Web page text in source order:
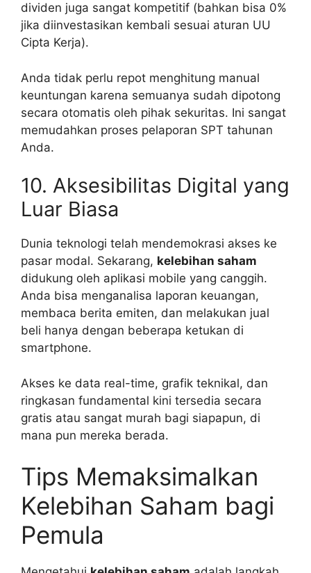
dividen juga sangat kompetitif (bahkan bisa 0%
jika diinvestasikan kembali sesuai aturan UU
Cipta Kerja).
Anda tidak perlu repot menghitung manual
keuntungan karena semuanya sudah dipotong
secara otomatis oleh pihak sekuritas. Ini sangat
memudahkan proses pelaporan SPT tahunan
Anda.
10. Aksesibilitas Digital yang
Luar Biasa
Dunia teknologi telah mendemokrasi akses ke
pasar modal. Sekarang, kelebihan saham
didukung oleh aplikasi mobile yang canggih.
Anda bisa menganalisa laporan keuangan,
membaca berita emiten, dan melakukan jual
beli hanya dengan beberapa ketukan di
smartphone.
Akses ke data real-time, grafik teknikal, dan
ringkasan fundamental kini tersedia secara
gratis atau sangat murah bagi siapapun, di
mana pun mereka berada.
Tips Memaksimalkan
Kelebihan Saham bagi
Pemula